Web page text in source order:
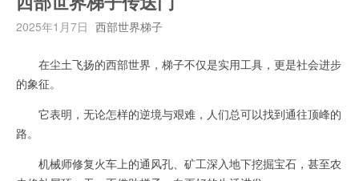
2025年1月7日 西部世界梯子
在尘土飞扬的西部世界，梯子不仅是实用工具，更是社会进步
的象征。
它表明，无论怎样的逆境与艰难，人们总可以找到通往顶峰的
路。
机械师修复火车上的通风孔、矿工深入地下挖掘宝石，甚至农